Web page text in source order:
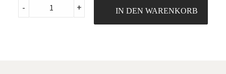
Jersey
Glitzerpunkte
- + IN DEN WARENKORB